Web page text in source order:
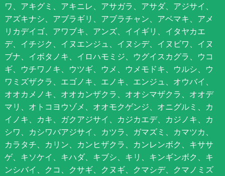
ワ、アキグミ、アキニレ、アサガラ、アサダ、アジサイ、
アズキナシ、アブラギリ、アブラチャン、アベマキ、アメ
リカデイゴ、アワブキ、アンズ、イイギリ、イタヤカエ
デ、イチジク、イヌエンジュ、イヌシデ、イヌビワ、イヌ
ブナ、イボタノキ、イロハモミジ、ウグイスカグラ、ウコ
ギ、ウチワノキ、ウツギ、ウメ、ウメモドキ、ウルシ、ウ
ワミズザクラ、エゴノキ、エノキ、エンジュ、オウバイ、
オオカメノキ、オオカンザクラ、オオシマザクラ、オオデ
マリ、オトコヨウゾメ、オオモクゲンジ、オニグルミ、カ
イノキ、カキ、ガクアジサイ、カジカエデ、カジノキ、カ
シワ、カシワバアジサイ、カツラ、ガマズミ、カマツカ、
カラタチ、カリン、カンヒザクラ、カンレンボク、キササ
ゲ、キソケイ、キハダ、キブシ、キリ、キンギンボク、キ
ンシバイ、クコ、クサギ、クヌギ、クマシデ、クマノミズ